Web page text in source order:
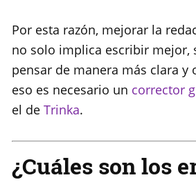
Por esta razón, mejorar la
no solo implica escribir mejor,
pensar de manera más clara y
eso es necesario un corrector
el de Trinka.
¿Cuáles son los